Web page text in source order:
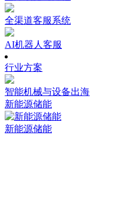
全渠道客服系统
AI机器人客服
行业方案
智能机械与设备出海
新能源储能
新能源储能